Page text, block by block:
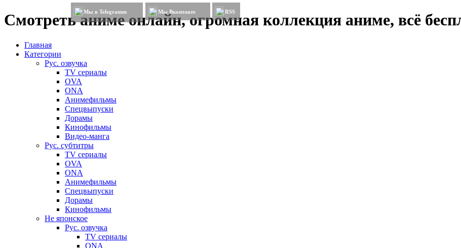
Смотреть аниме онлайн, огромная коллекция аниме, всё
Мы в Telegramm Мы Вконтакте RSS
Главная
Категории
Рус. озвучка
TV сериалы
OVA
ONA
Анимефильмы
Спецвыпуски
Дорамы
Кинофильмы
Видео-манга
Рус. субтитры
TV сериалы
OVA
ONA
Анимефильмы
Спецвыпуски
Дорамы
Кинофильмы
Не японское
Рус. озвучка
TV сериалы
ONA